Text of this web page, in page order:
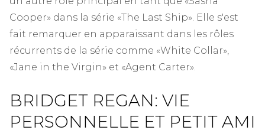
Cooper» dans la série «The Last Ship». Elle s'est
fait remarquer en apparaissant dans les rôles
récurrents de la série comme «White Collar»,
«Jane in the Virgin» et «Agent Carter».
BRIDGET REGAN: VIE
PERSONNELLE ET PETIT AMI